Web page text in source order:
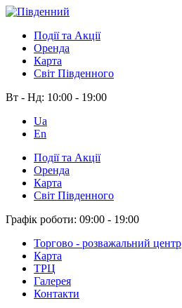
Події та Акції
Оренда
Карта
Світ Південного
Вт - Нд: 10:00 - 19:00
Ua
En
Події та Акції
Оренда
Карта
Світ Південного
Графік роботи: 09:00 - 19:00
Торгово - розважальний центр
Карта
ТРЦ
Галерея
Контакти